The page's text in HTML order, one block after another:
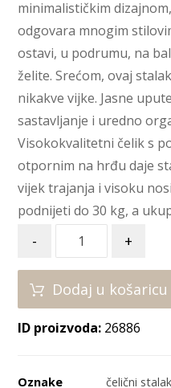
minimalističkim
odgovara mnogim
ostavi, u podrumu, na
želite. Srećom, ovaj
nikakve vijke. Jasne
sastavljanje i uredno
Visokokvalitetni čelik s
otpornim na hrđu daje
vijek trajanja i visoku
podnijeti do 30 kg, a
- +
Dodaj u košaricu
ID proizvoda: 26886
Oznake čelični stalak